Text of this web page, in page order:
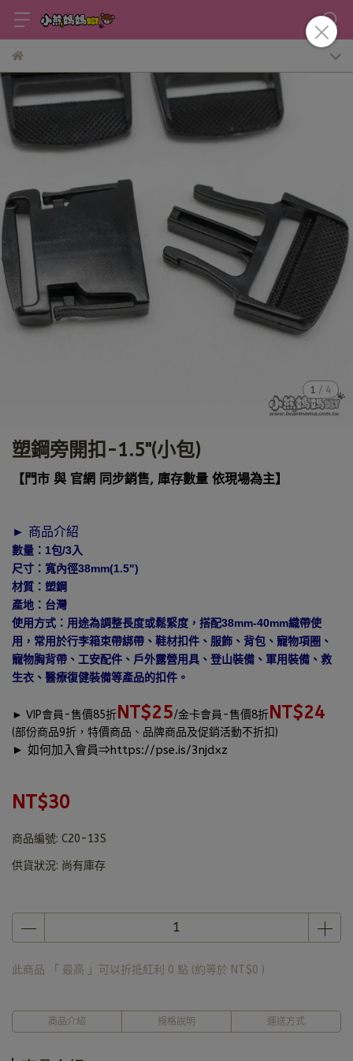
1 / 4
塑鋼旁開扣-1.5"(小包)
【門市 與 官網 同步銷售, 庫存數量 依現場為主】
► 商品介紹
數量：1包/3入
尺寸：寬內徑38mm(1.5")
材質：塑鋼
產地：台灣
使用方式：用途為調整長度或鬆緊度，搭配38mm-40mm織帶使
用，常用於行李箱束帶綁帶、鞋材扣件、服飾、背包、寵物項圈、
寵物胸背帶、工安配件、戶外露營用具、登山裝備、軍用裝備、救
生衣、醫療復健裝備等產品的扣件。
► VIP會員-售價85折 NT$25/金卡會員-售價8折 NT$24
(部份商品9折，特價商品、品牌商品及促銷活動不折扣)
► 如何加入會員⇒https://pse.is/3njdxz
NT$30
商品編號: C20-13S
供貨狀況: 尚有庫存
此商品 「 最高 」可以折抵紅利 0 點 (約等於 NT$0 )
商品介紹 規格說明 運送方式